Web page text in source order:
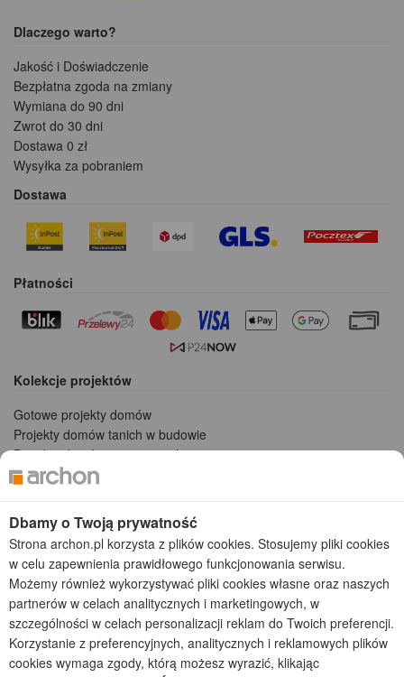
Dlaczego warto?
Jakość i Doświadczenie
Bezpłatna zgoda na zmiany
Wymiana do 90 dni
Zwrot do 30 dni
Dostawa 0 zł
Wysyłka za pobraniem
Dostawa
Płatności
Kolekcje projektów
Gotowe projekty domów
Projekty domów tanich w budowie
Projekty domów szeregowych
Projekty małych domów (do 150 m2)
Projekty domów bliźniaczych
Projekty domów nowoczesnych
Projekty domów parterowych
2026 © ARCHON+ Biuro Projektów - Tradycyjne i nowoczesne gotowe
projekty domów - autorska pracownia architektoniczna założona w 1990r.
przez arch. Barbarę Mendel
Z uwagi na ciągłe doskonalenie procesu powstawania projektów (zgodnie z
normą ISO 9001), prezentowane na stronie projekty domów mogą
Dbamy o Twoją prywatność
Strona archon.pl korzysta z plików cookies. Stosujemy pliki cookies
w celu zapewnienia prawidłowego funkcjonowania serwisu.
Możemy również wykorzystywać pliki cookies własne oraz naszych
partnerów w celach analitycznych i marketingowych, w
szczególności w celach personalizacji reklam do Twoich preferencji.
Korzystanie z preferencyjnych, analitycznych i reklamowych plików
cookies wymaga zgody, którą możesz wyrazić, klikając